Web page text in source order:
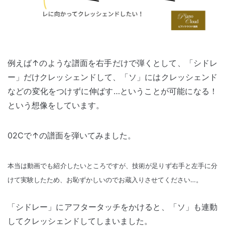
例えば↑のような譜面を右手だけで弾くとして、「シドレ
ー」だけクレッシェンドして、「ソ」にはクレッシェンド
などの変化をつけずに伸ばす…ということが可能になる！
という想像をしています。
02Cで↑の譜面を弾いてみました。
本当は動画でも紹介したいところですが、技術が足りず右手と左手に分
けて実験したため、お恥ずかしいのでお蔵入りさせてください…。
「シドレー」にアフタータッチをかけると、「ソ」も連動
してクレッシェンドしてしまいました。